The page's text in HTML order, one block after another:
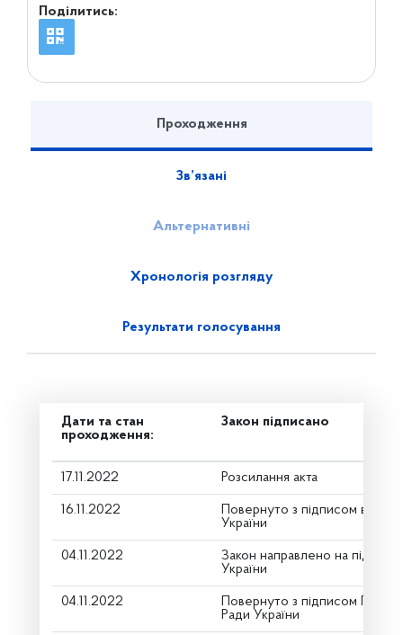
Поділитись:
Проходження
Зв’язані
Альтернативні
Хронологія розгляду
Результати голосування
Дати та стан
проходження:
Закон підписано
17.11.2022 Розсилання акта
16.11.2022
Повернуто з підписом від
України
04.11.2022
Закон направлено на підпис
України
04.11.2022
Повернуто з підписом
Ради України